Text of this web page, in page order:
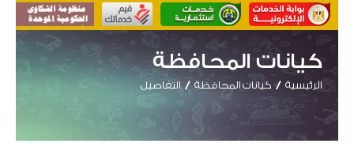
كيانات المحافظة
الرئيسية كيانات المحافظة التفاصيل